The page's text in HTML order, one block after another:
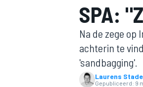
SPA:
Na de zege
achterin te
'sandbagging'.
Laurens Stade
Gepubliceerd: 9